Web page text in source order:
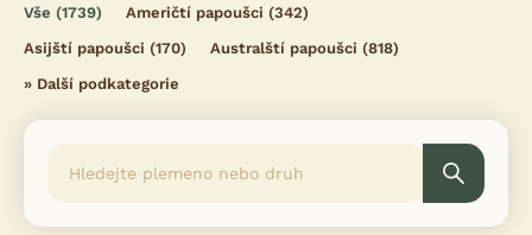
Vše (1739) Američtí papoušci (342)
Asijští papoušci (170) Australští papoušci (818)
» Další podkategorie